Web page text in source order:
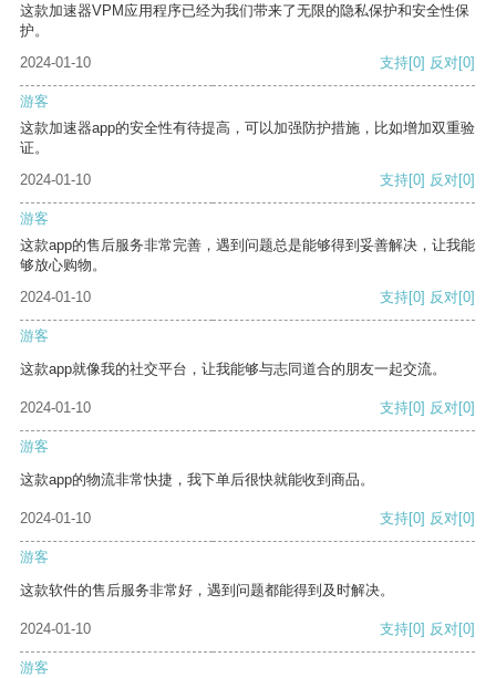
这款加速器VPM应用程序已经为我们带来了无限的隐私保护和安全性保
护。
2024-01-10
支持[0] 反对[0]
游客
这款加速器app的安全性有待提高，可以加强防护措施，比如增加双重验
证。
2024-01-10
支持[0] 反对[0]
游客
这款app的售后服务非常完善，遇到问题总是能够得到妥善解决，让我能
够放心购物。
2024-01-10
支持[0] 反对[0]
游客
这款app就像我的社交平台，让我能够与志同道合的朋友一起交流。
2024-01-10 支持[0] 反对[0]
游客
这款app的物流非常快捷，我下单后很快就能收到商品。
2024-01-10 支持[0] 反对[0]
游客
这款软件的售后服务非常好，遇到问题都能得到及时解决。
2024-01-10 支持[0] 反对[0]
游客